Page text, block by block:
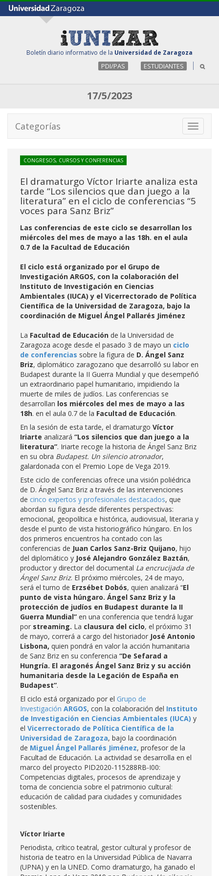
Boletín diario informativo de la Universidad de Zaragoza
PDI/PAS ESTUDIANTES
17/5/2023
Toggle
Categorías
CONGRESOS, CURSOS Y CONFERENCIAS
El dramaturgo Víctor Iriarte analiza esta
tarde “Los silencios que dan juego a la
literatura” en el ciclo de conferencias “5
voces para Sanz Briz”
Las conferencias de este ciclo se desarrollan los
miércoles del mes de mayo a las 18h. en el aula
0.7 de la Facultad de Educación
El ciclo está organizado por el Grupo de
Investigación ARGOS, con la colaboración del
Instituto de Investigación en Ciencias
Ambientales (IUCA) y el Vicerrectorado de Política
Científica de la Universidad de Zaragoza, bajo la
coordinación de Miguel Ángel Pallarés Jiménez
La Facultad de Educación de la Universidad de
Zaragoza acoge desde el pasado 3 de mayo un ciclo
de conferencias sobre la figura de D. Ángel Sanz
Briz, diplomático zaragozano que desarrolló su labor en
Budapest durante la II Guerra Mundial y que desempeñó
un extraordinario papel humanitario, impidiendo la
muerte de miles de judíos. Las conferencias se
desarrollan los miércoles del mes de mayo a las
18h. en el aula 0.7 de la Facultad de Educación.
En la sesión de esta tarde, el dramaturgo Víctor
Iriarte analizará “Los silencios que dan juego a la
literatura”. Iriarte recoge la historia de Ángel Sanz Briz
en su obra Budapest. Un silencio atronador,
galardonada con el Premio Lope de Vega 2019.
Este ciclo de conferencias ofrece una visión poliédrica
de D. Ángel Sanz Briz a través de las intervenciones
de cinco expertos y profesionales destacados, que
abordan su figura desde diferentes perspectivas:
emocional, geopolítica e histórica, audiovisual, literaria y
desde el punto de vista historiográfico húngaro. En los
dos primeros encuentros ha contado con las
conferencias de Juan Carlos Sanz-Briz Quijano, hijo
del diplomático y José Alejandro González Baztán,
productor y director del documental La encrucijada de
Ángel Sanz Briz. El próximo miércoles, 24 de mayo,
será el turno de Erzsébet Dobós, quien analizará “El
punto de vista húngaro. Ángel Sanz Briz y la
protección de judíos en Budapest durante la II
Guerra Mundial” en una conferencia que tendrá lugar
por streaming. La clausura del ciclo, el próximo 31
de mayo, correrá a cargo del historiador José Antonio
Lisbona, quien pondrá en valor la acción humanitaria
de Sanz Briz en su conferencia “De Sefarad a
Hungría. El aragonés Ángel Sanz Briz y su acción
humanitaria desde la Legación de España en
Budapest”.
El ciclo está organizado por el Grupo de
Investigación ARGOS, con la colaboración del Instituto
de Investigación en Ciencias Ambientales (IUCA) y
el Vicerrectorado de Política Científica de la
Universidad de Zaragoza, bajo la coordinación
de Miguel Ángel Pallarés Jiménez, profesor de la
Facultad de Educación. La actividad se desarrolla en el
marco del proyecto PID2020-115288RB-I00:
Competencias digitales, procesos de aprendizaje y
toma de conciencia sobre el patrimonio cultural:
educación de calidad para ciudades y comunidades
sostenibles.
Víctor Iriarte
Periodista, crítico teatral, gestor cultural y profesor de
historia de teatro en la Universidad Pública de Navarra
(UPNA) y en la UNED. Como dramaturgo, ha ganado el